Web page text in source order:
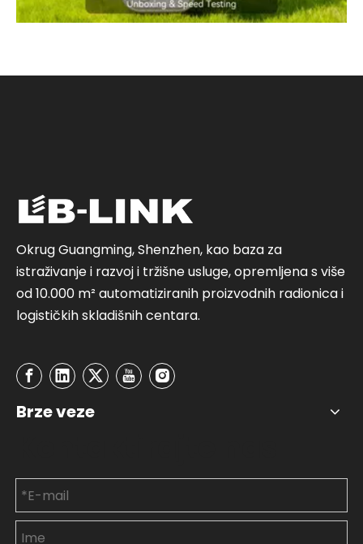
Okrug Guangming, Shenzhen, kao baza za
istraživanje i razvoj i tržišne usluge, opremljena s više
od 10.000 m² automatiziranih proizvodnih radionica i
logističkih skladišnih centara.
Brze veze